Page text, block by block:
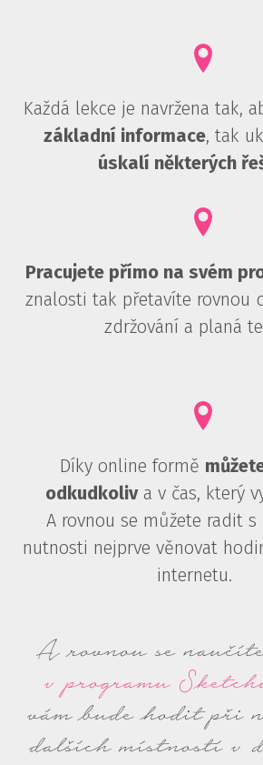
Každá lekce je navržena tak,
základní informace, tak
úskalí některých
Pracujete přímo na svém
znalosti tak přetavíte rovnou
zdržování a planá
Díky online formě
odkudkoliva v čas, který
A rovnou se můžete radit s
nutnosti nejprve věnovat
internetu.
A rovnou se
v programu
vám bude hodit při
dalších místností